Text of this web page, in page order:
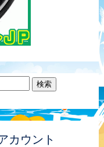
カウント